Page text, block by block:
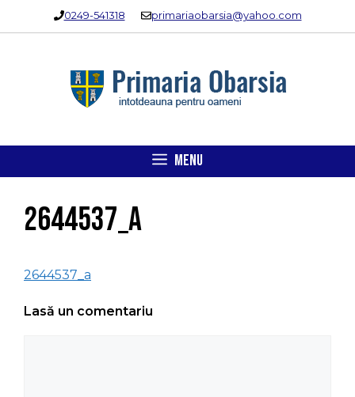
0249-541318 primariaobarsia@yahoo.com
MENU
2644537_a
2644537_a
Lasă un comentariu